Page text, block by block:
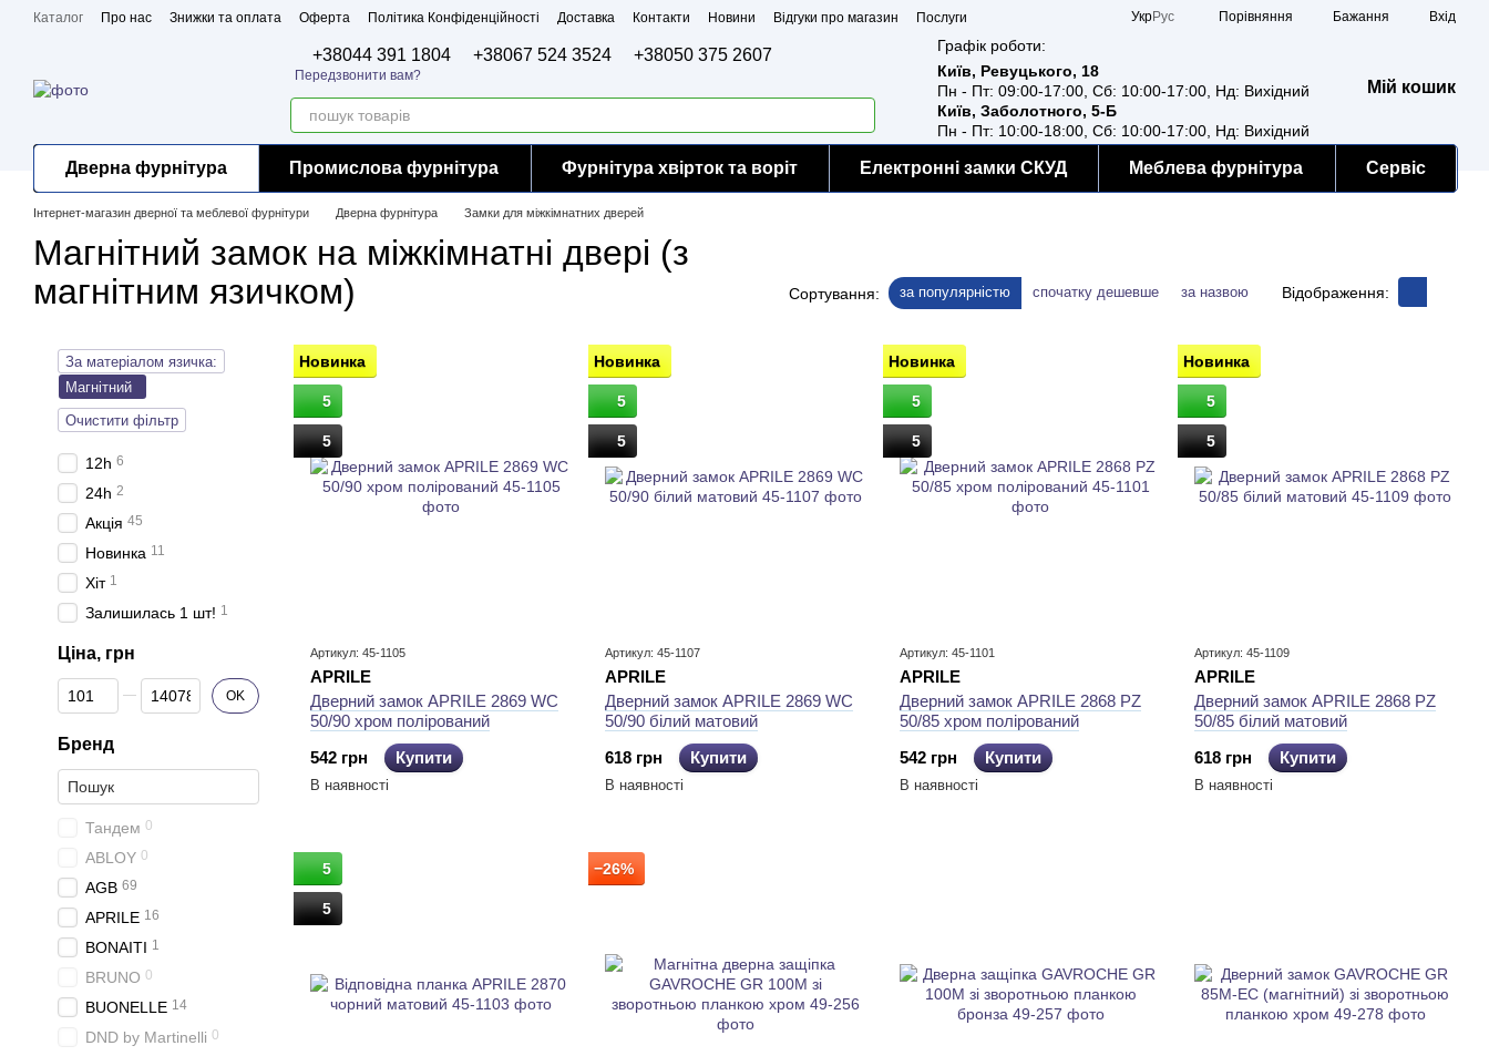
Перейти до основного контенту
Каталог Про нас Знижки та оплата Оферта Політика Конфіденційності Доставка Контакти Новини Відгуки про магазин
Послуги
УкрРус Порівняння Бажання Вхід
+38044 391 1804 +38067 524 3524 +38050 375 2607
Передзвонити вам?
Графік роботи:
Київ, Ревуцького, 18
Пн - Пт: 09:00-17:00, Сб: 10:00-17:00, Нд: Вихідний
Київ, Заболотного, 5-Б
Пн - Пт: 10:00-18:00, Сб: 10:00-17:00, Нд: Вихідний
Мій кошик
Дверна фурнітура Промислова фурнітура Фурнітура хвірток та воріт Електронні замки СКУД Меблева фурнітура Сервіс
Інтернет-магазин дверної та меблевої фурнітури Дверна фурнітура Замки для міжкімнатних дверей
Магнітний замок на міжкімнатні двері (з
магнітним язичком)
Сортування: за популярністю спочатку дешевше за назвою Відображення:
Новинка
5
5
Артикул: 45-1105
APRILE
Дверний замок APRILE 2869 WC
50/90 хром полірований
542 грн
Купити
В наявності
Новинка
5
5
Артикул: 45-1107
APRILE
Дверний замок APRILE 2869 WC
50/90 білий матовий
618 грн
Купити
В наявності
Новинка
5
5
Артикул: 45-1101
APRILE
Дверний замок APRILE 2868 PZ
50/85 хром полірований
542 грн
Купити
В наявності
Новинка
5
5
Артикул: 45-1109
APRILE
Дверний замок APRILE 2868 PZ
50/85 білий матовий
618 грн
Купити
В наявності
5
5
−26%
За матеріалом язичка:
Магнітний
Очистити фільтр
12h 6
24h 2
Акція 45
Новинка 11
Хіт 1
Залишилась 1 шт! 1
Ціна, грн
Від Ціна, грн
До Ціна, грн OK
Бренд
Тандем 0
ABLOY 0
AGB 69
APRILE 16
BONAITI 1
BRUNO 0
BUONELLE 14
DND by Martinelli 0